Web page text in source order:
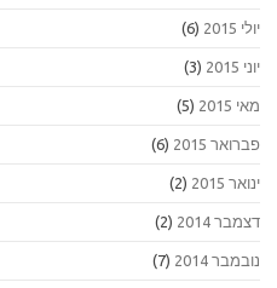
יולי 2015 (6)
יוני 2015 (3)
מאי 2015 (5)
פברואר 2015 (6)
ינואר 2015 (2)
דצמבר 2014 (2)
נובמבר 2014 (7)